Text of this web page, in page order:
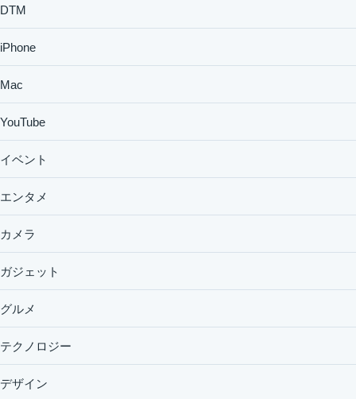
DTM
iPhone
Mac
YouTube
イベント
エンタメ
カメラ
ガジェット
グルメ
テクノロジー
デザイン